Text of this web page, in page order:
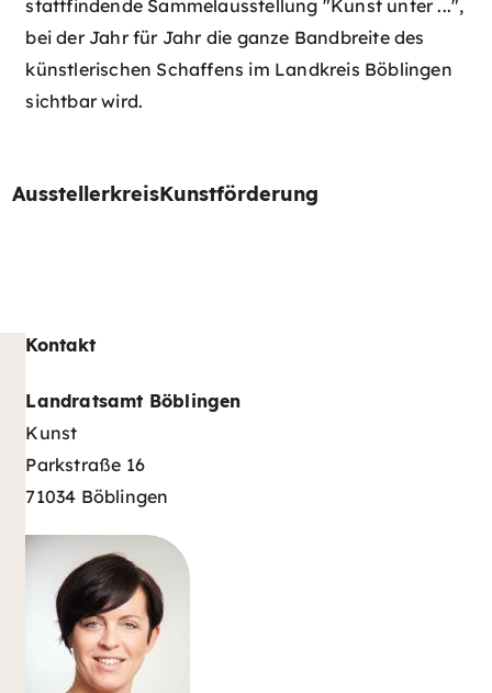
stattfindende Sammelausstellung "Kunst unter ...",
bei der Jahr für Jahr die ganze Bandbreite des
künstlerischen Schaffens im Landkreis Böblingen
sichtbar wird.
AusstellerkreisKunstförderung
Kontakt
Landratsamt Böblingen
Kunst
Parkstraße 16
71034 Böblingen